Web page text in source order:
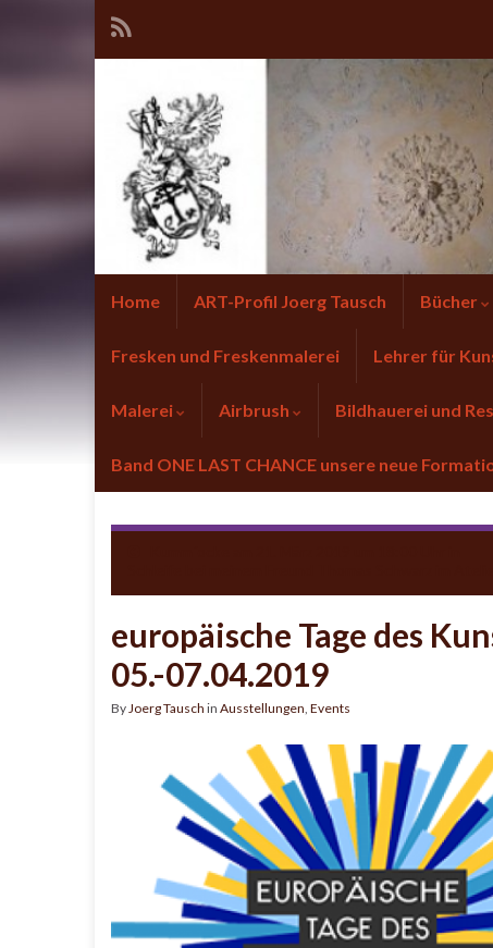
Home ART-Profil Joerg Tausch Bücher
Fresken und Freskenmalerei Lehrer für
Malerei Airbrush Bildhauerei und
Band ONE LAST CHANCE unsere neue
europäische Tage des
05.-07.04.2019
ByJoerg Tausch in Ausstellungen, Events